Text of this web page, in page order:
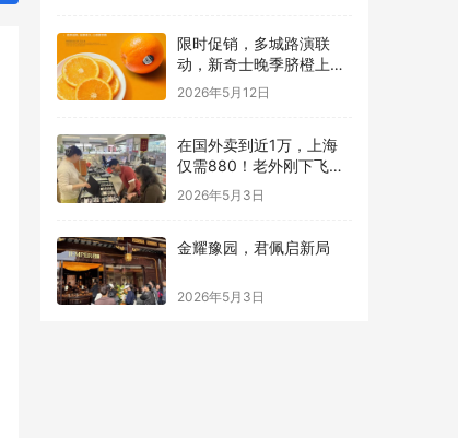
限时促销，多城路演联
动，新奇士晚季脐橙上线
本来生活
2026年5月12日
在国外卖到近1万，上海
仅需880！老外刚下飞机
就直奔这里配眼镜
2026年5月3日
金耀豫园，君佩启新局
2026年5月3日